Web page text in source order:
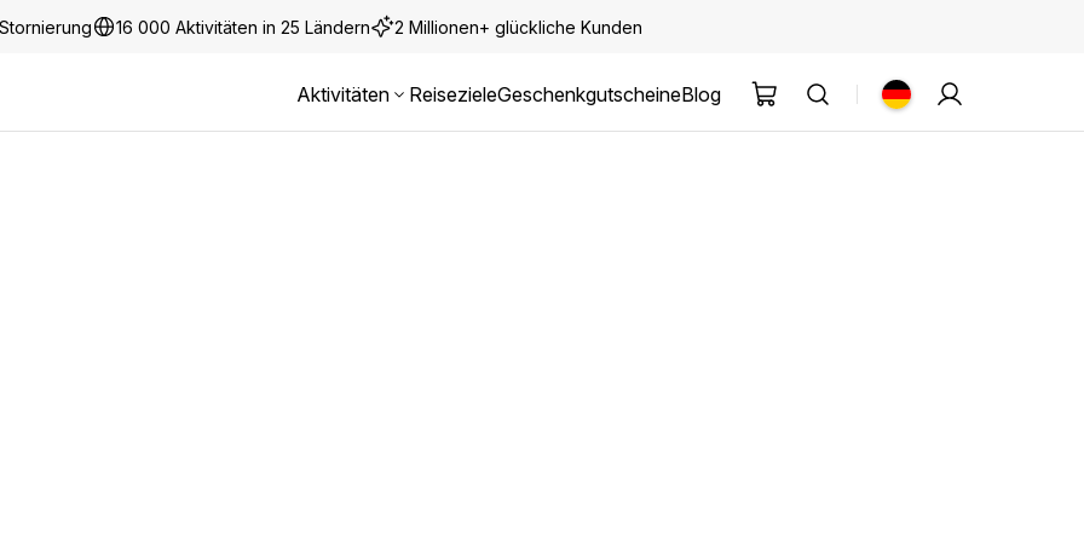
16 000 Aktivitäten in 25 Ländern 2 Millionen+ glückliche Kunden
Aktivitäten ReisezieleGeschenkgutscheineBlog